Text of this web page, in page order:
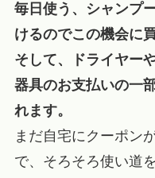
毎日使う、シャンプ
けるのでこの機会に
そして、ドライヤー
器具のお支払いの一
れます。
まだ自宅にクーポン
で、そろそろ使い道